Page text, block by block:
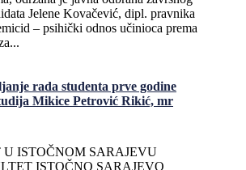
Jelene Kovačević, dipl. pravnika
– psihički odnos učinioca prema
rada studenta prve godine
Mikice Petrović Rikić, mr
ISTOČNOM SARAJEVU
ISTOČNO SARAJEVO